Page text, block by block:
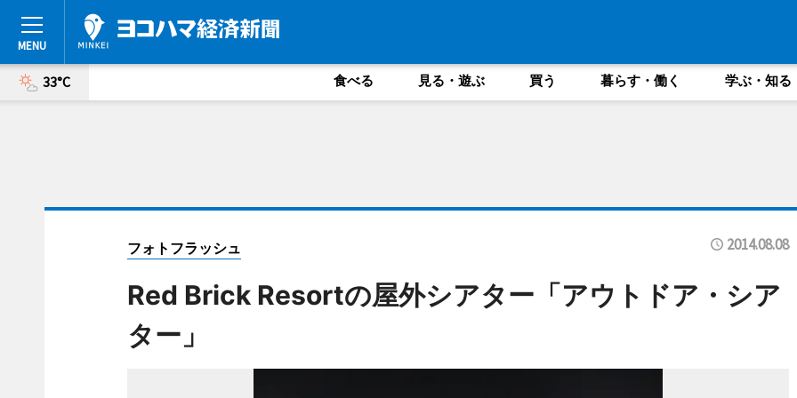
33°C 食べる 見る・遊ぶ 買う 暮らす・働く 学ぶ・知る
フォトフラッシュ 2014.08.08
Red Brick Resortの屋外シアター「アウトドア・シア
ター」